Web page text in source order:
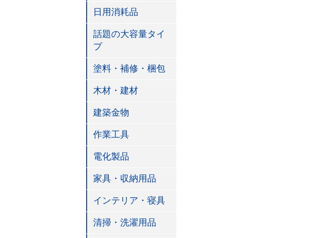
日用消耗品
話題の大容量タイ
プ
塗料・補修・梱包
木材・建材
建築金物
作業工具
電化製品
家具・収納用品
インテリア・寝具
清掃・洗濯用品